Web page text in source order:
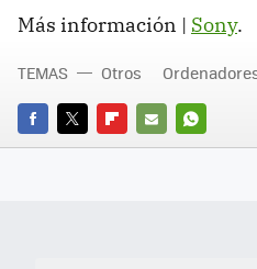
Más información | Sony.
FACEBOOK
TWITTERFLIPBOARD
E-
WHATSAPP
TEMAS Otros